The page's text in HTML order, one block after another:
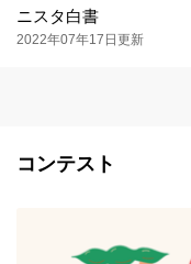
ニスタ白書
2022年07年17日更新
コンテスト